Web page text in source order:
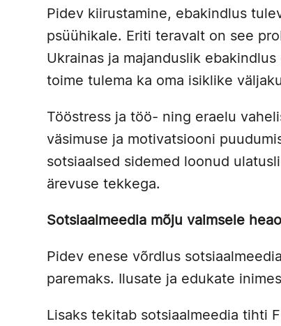
Pidev kiirustamine, ebakindlus
psüühikale. Eriti teravalt on see
Ukrainas ja majanduslik
toime tulema ka oma isiklike
Tööstress ja töö- ning eraelu
väsimuse ja motivatsiooni
sotsiaalsed sidemed loonud
ärevuse tekkega.
Sotsiaalmeedia mõju vaimsele
Pidev enese võrdlus
paremaks. Ilusate ja edukate
Lisaks tekitab sotsiaalmeedia tihti